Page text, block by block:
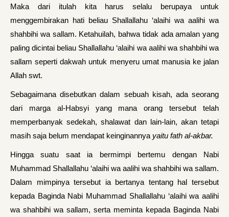
Maka dari itulah kita harus selalu berupaya untuk
menggembirakan hati beliau Shallallahu ‘alaihi wa aalihi wa
shahbihi wa sallam. Ketahuilah, bahwa tidak ada amalan yang
paling dicintai beliau Shallallahu ‘alaihi wa aalihi wa shahbihi wa
sallam seperti dakwah untuk menyeru umat manusia ke jalan
Allah swt.
Sebagaimana disebutkan dalam sebuah kisah, ada seorang
dari marga al-Habsyi yang mana orang tersebut telah
memperbanyak sedekah, shalawat dan lain-lain, akan tetapi
masih saja belum mendapat keinginannya yaitu fath al-akbar.
Hingga suatu saat ia bermimpi bertemu dengan Nabi
Muhammad Shallallahu ‘alaihi wa aalihi wa shahbihi wa sallam.
Dalam mimpinya tersebut ia bertanya tentang hal tersebut
kepada Baginda Nabi Muhammad Shallallahu ‘alaihi wa aalihi
wa shahbihi wa sallam, serta meminta kepada Baginda Nabi